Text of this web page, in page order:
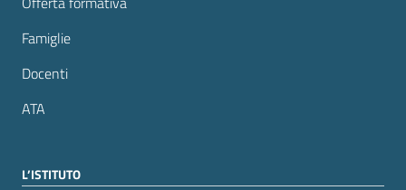
Famiglie
Docenti
ATA
L’ISTITUTO